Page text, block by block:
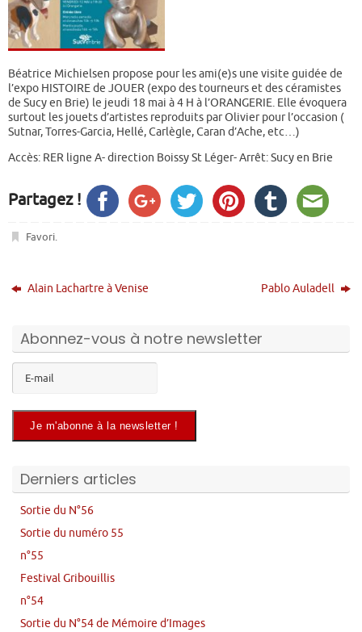
Béatrice Michielsen propose pour les ami(e)s une visite guidée de
l’expo HISTOIRE de JOUER (expo des tourneurs et des céramistes
de Sucy en Brie) le jeudi 18 mai à 4 H à l’ORANGERIE. Elle évoquera
surtout les jouets d’artistes reproduits par Olivier pour l’occasion (
Sutnar, Torres-Garcia, Hellé, Carlègle, Caran d’Ache, etc…)
Accès: RER ligne A- direction Boissy St Léger- Arrêt: Sucy en Brie
Partagez !
Favori.
Alain Lachartre à Venise Pablo Auladell
Abonnez-vous à notre newsletter
Derniers articles
Sortie du N°56
Sortie du numéro 55
n°55
Festival Gribouillis
n°54
Sortie du N°54 de Mémoire d’Images